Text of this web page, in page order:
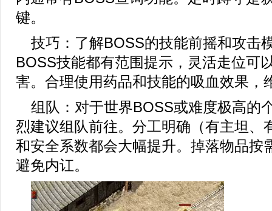
键。
技巧：了解BOSS的技能前摇和攻击
BOSS技能都有范围提示，灵活走位可
害。合理使用药品和技能的吸血效果，
组队：对于世界BOSS或难度极高的
烈建议组队前往。分工明确（有主坦、
和安全系数都会大幅提升。掉落物品按
避免内讧。